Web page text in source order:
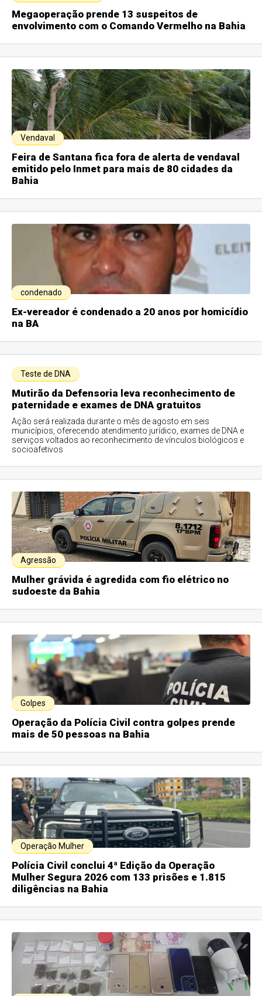
Megaoperação prende 13 suspeitos de
envolvimento com o Comando Vermelho na Bahia
Vendaval
Feira de Santana fica fora de alerta de vendaval
emitido pelo Inmet para mais de 80 cidades da
Bahia
condenado
Ex-vereador é condenado a 20 anos por homicídio
na BA
Teste de DNA
Mutirão da Defensoria leva reconhecimento de
paternidade e exames de DNA gratuitos
Ação será realizada durante o mês de agosto em seis
municípios, oferecendo atendimento jurídico, exames de DNA e
serviços voltados ao reconhecimento de vínculos biológicos e
socioafetivos
Agressão
Mulher grávida é agredida com fio elétrico no
sudoeste da Bahia
Golpes
Operação da Polícia Civil contra golpes prende
mais de 50 pessoas na Bahia
Operação Mulher
Polícia Civil conclui 4ª Edição da Operação
Mulher Segura 2026 com 133 prisões e 1.815
diligências na Bahia